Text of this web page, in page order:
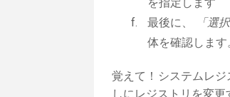
最後に、
「選
体を確認します
覚えて！システムレ
しにレジストリを変更